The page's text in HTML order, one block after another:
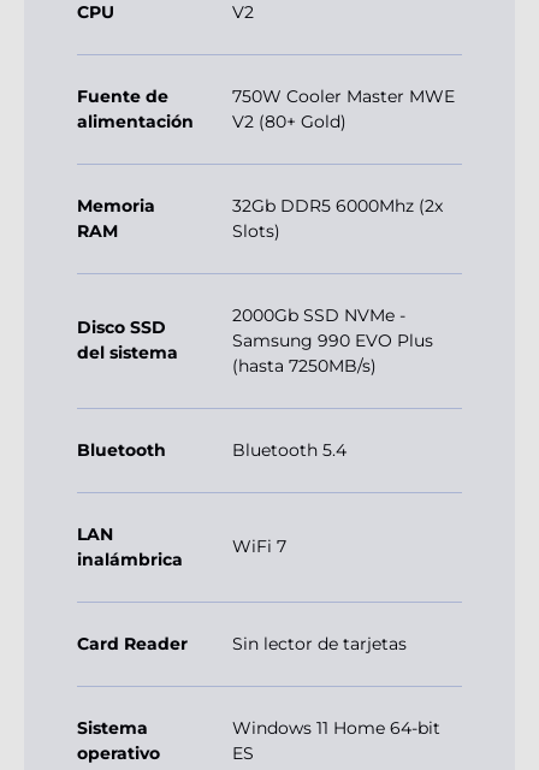
CPU
V2
Fuente de
alimentación
750W Cooler Master MWE
V2 (80+ Gold)
Memoria
RAM
32Gb DDR5 6000Mhz (2x
Slots)
Disco SSD
del sistema
2000Gb SSD NVMe -
Samsung 990 EVO Plus
(hasta 7250MB/s)
Bluetooth Bluetooth 5.4
LAN
inalámbrica
WiFi 7
Card Reader Sin lector de tarjetas
Sistema
operativo
Windows 11 Home 64-bit
ES